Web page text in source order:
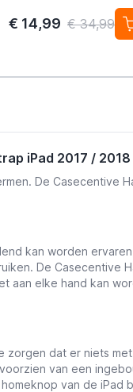
€ 14,99 € 34,99
iPad 2017 /
De Casecentive
kan worden
De
aan elke hand kan
dat er niets
van een
van de iPad